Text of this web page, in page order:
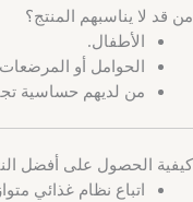
من قد لا يناسبهم المنتج؟
الأطفال.
الحوامل أو
من لديهم حساسية
كيفية الحصول على أفضل
اتباع نظام غذائي